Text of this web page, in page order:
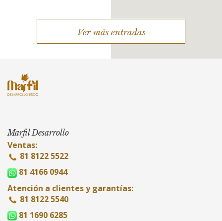
Leer más
Ver más entradas
Marfil Desarrollo
Ventas:
81 8122 5522
81 4166 0944
Atención a clientes y garantías:
81 8122 5540
81 1690 6285